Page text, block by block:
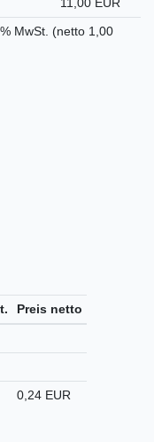
MwSt. (netto 1,00
Preis netto
0,24 EUR